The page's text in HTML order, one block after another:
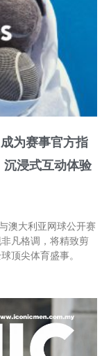
为赛事官方指
浸式互动体验
澳大利亚网球公开赛
凡格调，将精致剪
顶尖体育盛事。